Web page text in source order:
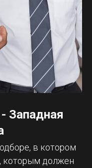
Западная
в котором
которым должен